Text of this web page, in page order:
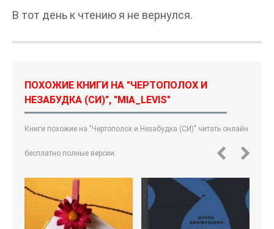
В тот день к чтению я не вернулся.
ПОХОЖИЕ КНИГИ НА "ЧЕРТОПОЛОХ И
НЕЗАБУДКА (СИ)", "MIA_LEVIS"
Книги похожие на "Чертополох и Незабудка (СИ)" читать онлайн
бесплатно полные версии.